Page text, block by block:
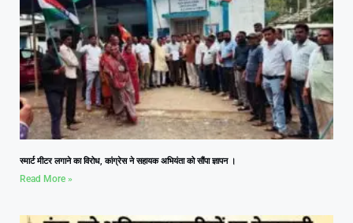
स्मार्ट मीटर लगाने का विरोध, कांग्रेस ने सहायक अभियंता को सौंपा ज्ञापन ।
Read More »